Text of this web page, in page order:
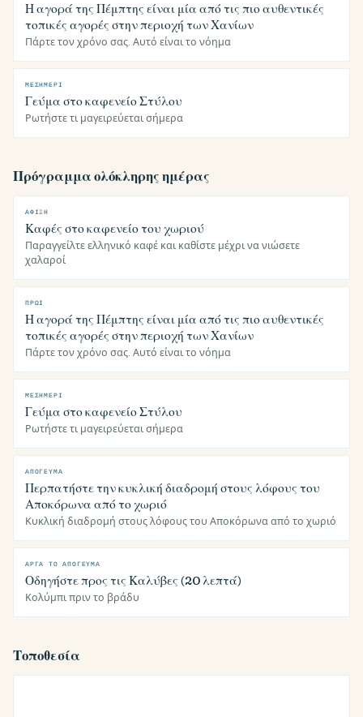
Η αγορά της Πέμπτης είναι μία από τις πιο αυθεντικές
τοπικές αγορές στην περιοχή των Χανίων
Πάρτε τον χρόνο σας. Αυτό είναι το νόημα
ΜΕΣΗΜΈΡΙ
Γεύμα στο καφενείο Στύλου
Ρωτήστε τι μαγειρεύεται σήμερα
Πρόγραμμα ολόκληρης ημέρας
ΆΦΙΞΗ
Καφές στο καφενείο του χωριού
Παραγγείλτε ελληνικό καφέ και καθίστε μέχρι να νιώσετε
χαλαροί
ΠΡΩΊ
Η αγορά της Πέμπτης είναι μία από τις πιο αυθεντικές
τοπικές αγορές στην περιοχή των Χανίων
Πάρτε τον χρόνο σας. Αυτό είναι το νόημα
ΜΕΣΗΜΈΡΙ
Γεύμα στο καφενείο Στύλου
Ρωτήστε τι μαγειρεύεται σήμερα
ΑΠΌΓΕΥΜΑ
Περπατήστε την κυκλική διαδρομή στους λόφους του
Αποκόρωνα από το χωριό
Κυκλική διαδρομή στους λόφους του Αποκόρωνα από το χωριό
ΑΡΓΆ ΤΟ ΑΠΌΓΕΥΜΑ
Οδηγήστε προς τις Καλύβες (20 λεπτά)
Κολύμπι πριν το βράδυ
Τοποθεσία